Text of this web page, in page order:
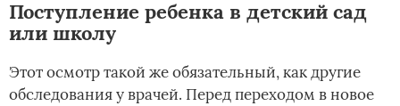
Поступление ребенка в детский сад
или школу
Этот осмотр такой же обязательный, как другие
обследования у врачей. Перед переходом в новое